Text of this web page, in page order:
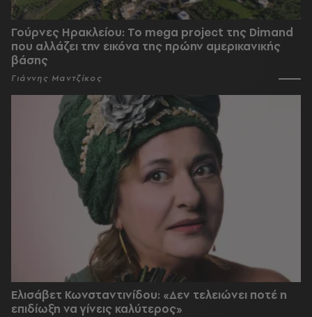
Γούρνες Ηρακλείου: To mega project της Dimand
που αλλάζει την εικόνα της πρώην αμερικανικής
βάσης
Γιάννης Μαντζίκος
Ελισάβετ Κωνσταντινίδου: «Δεν τελειώνει ποτέ η
επιδίωξη να γίνεις καλύτερος»